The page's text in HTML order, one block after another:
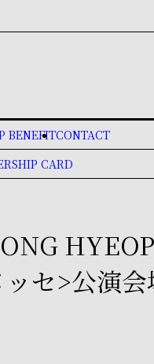
BENEFITCONTACT
CARD
セ>公演会